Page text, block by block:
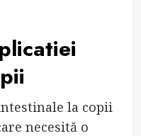
la copii
necesită o